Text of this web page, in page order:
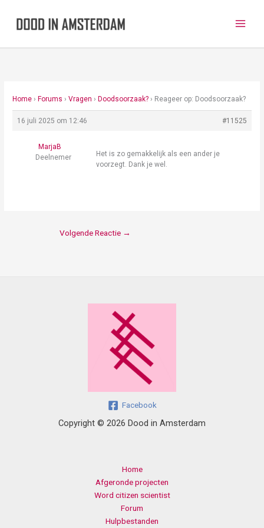
Home › Forums › Vragen › Doodsoorzaak? › Reageer op: Doodsoorzaak?
16 juli 2025 om 12:46 #11525
MarjaB
Deelnemer
Het is zo gemakkelijk als een ander je
voorzegt. Dank je wel.
Volgende Reactie →
Facebook
Copyright © 2026 Dood in Amsterdam
Home
Afgeronde projecten
Word citizen scientist
Forum
Hulpbestanden